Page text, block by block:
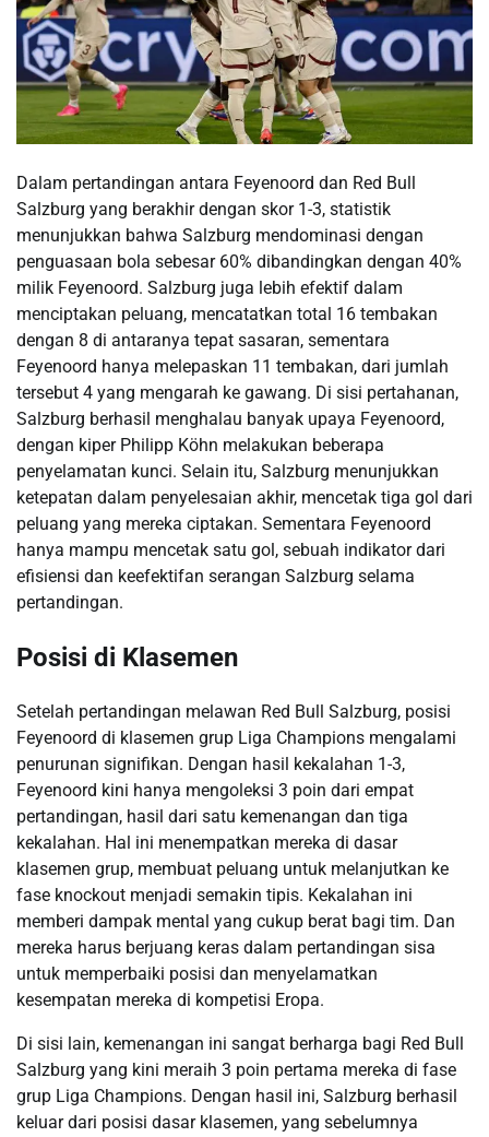
​Dalam pertandingan antara Feyenoord dan Red Bull
Salzburg yang berakhir dengan skor 1-3, statistik
menunjukkan bahwa Salzburg mendominasi dengan
penguasaan bola sebesar 60% dibandingkan dengan 40%
milik Feyenoord.​ Salzburg juga lebih efektif dalam
menciptakan peluang, mencatatkan total 16 tembakan
dengan 8 di antaranya tepat sasaran, sementara
Feyenoord hanya melepaskan 11 tembakan, dari jumlah
tersebut 4 yang mengarah ke gawang. Di sisi pertahanan,
Salzburg berhasil menghalau banyak upaya Feyenoord,
dengan kiper Philipp Köhn melakukan beberapa
penyelamatan kunci. Selain itu, Salzburg menunjukkan
ketepatan dalam penyelesaian akhir, mencetak tiga gol dari
peluang yang mereka ciptakan. Sementara Feyenoord
hanya mampu mencetak satu gol, sebuah indikator dari
efisiensi dan keefektifan serangan Salzburg selama
pertandingan.
Posisi di Klasemen
Setelah pertandingan melawan Red Bull Salzburg, posisi
Feyenoord di klasemen grup Liga Champions mengalami
penurunan signifikan. Dengan hasil kekalahan 1-3,
Feyenoord kini hanya mengoleksi 3 poin dari empat
pertandingan, hasil dari satu kemenangan dan tiga
kekalahan. ​Hal ini menempatkan mereka di dasar
klasemen grup, membuat peluang untuk melanjutkan ke
fase knockout menjadi semakin tipis.​ Kekalahan ini
memberi dampak mental yang cukup berat bagi tim. Dan
mereka harus berjuang keras dalam pertandingan sisa
untuk memperbaiki posisi dan menyelamatkan
kesempatan mereka di kompetisi Eropa.
Di sisi lain, kemenangan ini sangat berharga bagi Red Bull
Salzburg yang kini meraih 3 poin pertama mereka di fase
grup Liga Champions. Dengan hasil ini, Salzburg berhasil
keluar dari posisi dasar klasemen, yang sebelumnya